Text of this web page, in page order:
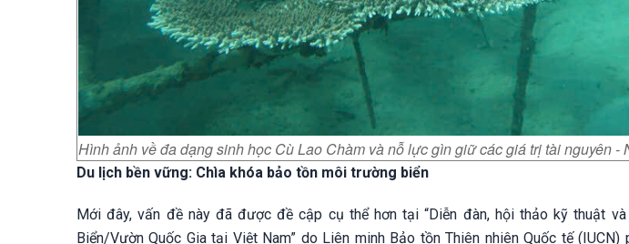
Hình ảnh về đa dạng sinh học Cù Lao Chàm và nỗ lực gìn giữ các giá trị tài nguyên -
Du lịch bền vững: Chìa khóa bảo tồn môi trường biển
Mới đây, vấn đề này đã được đề cập cụ thể hơn tại “Diễn đàn, hội thảo kỹ thuật
Biển/Vườn Quốc Gia tại Việt Nam” do Liên minh Bảo tồn Thiên nhiên Quốc tế